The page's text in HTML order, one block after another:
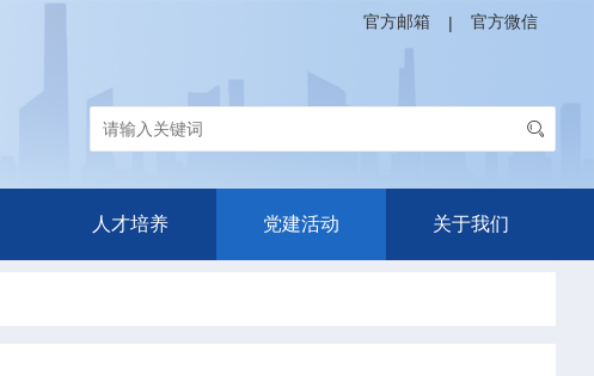
官方邮箱 | 官方微信
人才培养 党建活动 关于我们